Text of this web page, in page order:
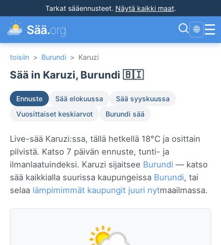
Tarkat sääennusteet. Näytä kaikki maat.
Sää.org 🌐 ☰
toisiin > Burundi > Karuzi
Sää in Karuzi, Burundi 🇧🇮
Ennuste Sää elokuussa
Sää syyskuussa
Vuosittaiset keskiarvot
Burundi sää
Live-sää Karuzi:ssa, tällä hetkellä 18°C ja osittain
pilvistä. Katso 7 päivän ennuste, tunti- ja
ilmanlaatuindeksi. Karuzi sijaitsee Burundi — katso
sää kaikkialla suurissa kaupungeissa Burundi, tai
selaa lämpimimmät kaupungit juuri nytmaailmassa.